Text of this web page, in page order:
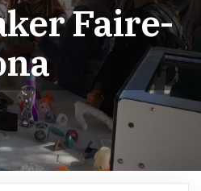
Faire-